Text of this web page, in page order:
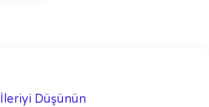
İleriyi Düşünün